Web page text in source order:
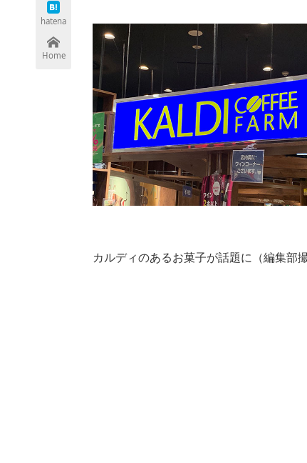
hatena
Home
カルディのあるお菓子が話題に（編集部撮